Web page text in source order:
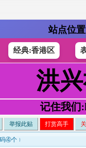
站点位
经典:香港区
洪
记住我们
举报此贴 打赏高手
④个﹜